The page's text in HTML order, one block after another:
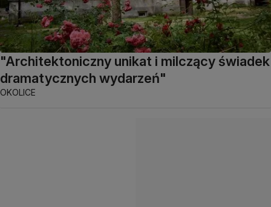
"Architektoniczny unikat i milczący świadek
dramatycznych wydarzeń"
OKOLICE